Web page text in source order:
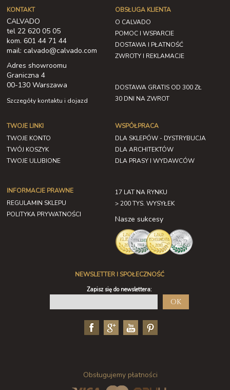
KONTAKT
CALVADO
tel 22 620 05 05
kom. 601 44 71 44
mail: calvado@calvado.com
Adres showroomu
Graniczna 4
00-130 Warszawa
Szczegóły kontaktu i dojazd
OBSŁUGA KLIENTA
O CALVADO
POMOC I WSPARCIE
DOSTAWA I PŁATNOŚĆ
ZWROTY I REKLAMACJE
DOSTAWA GRATIS OD 300 ZŁ
30 DNI NA ZWROT
TWOJE LINKI
TWOJE KONTO
TWÓJ KOSZYK
TWOJE ULUBIONE
INFORMACJE PRAWNE
REGULAMIN SKLEPU
POLITYKA PRYWATNOŚCI
WSPÓŁPRACA
DLA SKLEPÓW - DYSTRYBUCJA
DLA ARCHITEKTÓW
DLA PRASY I WYDAWCÓW
17 LAT NA RYNKU
> 200 TYS. WYSYŁEK
Nasze sukcesy
NEWSLETTER I SPOŁECZNOŚĆ
Zapisz się do newslettera:
OK
Obsługujemy płatności